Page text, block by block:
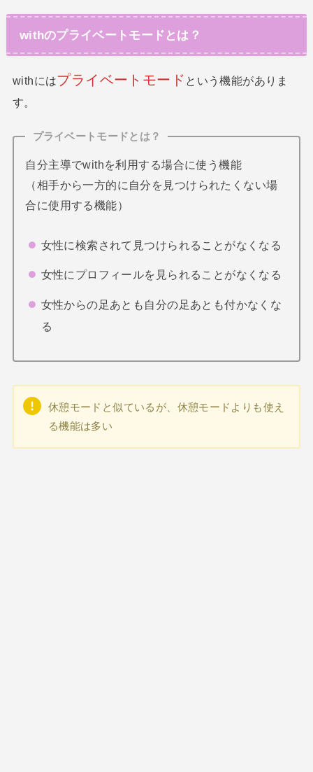
withのプライベートモードとは？
withにはプライベートモード という機能がありま
す。
プライベートモードとは？
自分主導でwithを利用する場合に使う機能
（相手から一方的に自分を見つけられたくない場
合に使用する機能）
女性に検索されて見つけられることがなくなる
女性にプロフィールを見られることがなくなる
女性からの足あとも自分の足あとも付かなくな
る
休憩モードと似ているが、休憩モードよりも使え
る機能は多い